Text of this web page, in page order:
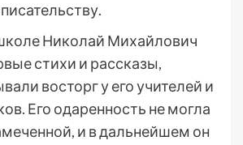
Николай Михайлович
стихи и рассказы,
восторг у его учителей и
Его одаренность не могла
и в дальнейшем он